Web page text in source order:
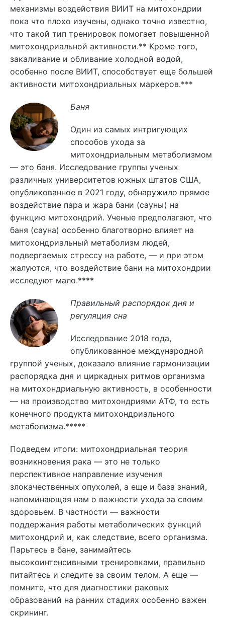
механизмы воздействия ВИИТ на митохондрии
пока что плохо изучены, однако точно известно,
что такой тип тренировок помогает повышенной
митохондриальной активности.** Кроме того,
закаливание и обливание холодной водой,
особенно после ВИИТ, способствует еще большей
активности митохондриальных маркеров.***
Баня
Один из самых интригующих
способов ухода за
митохондриальным метаболизмом
— это баня. Исследование группы ученых
различных университетов южных штатов США,
опубликованное в 2021 году, обнаружило прямое
воздействие пара и жара бани (сауны) на
функцию митохондрий. Ученые предполагают, что
баня (сауна) особенно благотворно влияет на
митохондриальный метаболизм людей,
подвергаемых стрессу на работе, — и при этом
жалуются, что воздействие бани на митохондрии
исследуют мало.****
Правильный распорядок дня и
регуляция сна
Исследование 2018 года,
опубликованное международной
группой ученых, доказало влияние гармонизации
распорядка дня и циркадных ритмов организма
на митохондриальную активность, в особенности
— на производство митохондриями АТФ, то есть
конечного продукта митохондриального
метаболизма.*****
Подведем итоги: митохондриальная теория
возникновения рака — это не только
перспективное направление изучения
злокачественных опухолей, а еще и база знаний,
напоминающая нам о важности ухода за своим
здоровьем. В частности — важности
поддержания работы метаболических функций
митохондрий и, как следствие, всего организма.
Парьтесь в бане, занимайтесь
высокоинтенсивными тренировками, правильно
питайтесь и следите за своим телом. А еще —
помните, что для диагностики раковых
образований на ранних стадиях особенно важен
скрининг.